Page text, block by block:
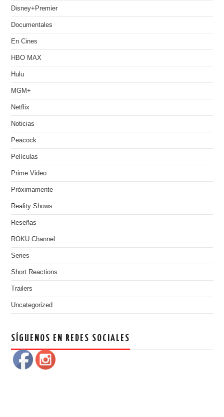
Disney+Premier
Documentales
En Cines
HBO MAX
Hulu
MGM+
Netflix
Noticias
Peacock
Películas
Prime Video
Próximamente
Reality Shows
Reseñas
ROKU Channel
Series
Short Reactions
Trailers
Uncategorized
SÍGUENOS EN REDES SOCIALES